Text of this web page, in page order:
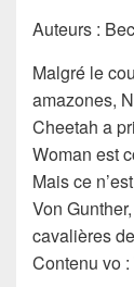
Auteurs :
Malgré le
amazones,
Cheetah a
Woman est
Mais ce
Von
cavalières
Contenu vo